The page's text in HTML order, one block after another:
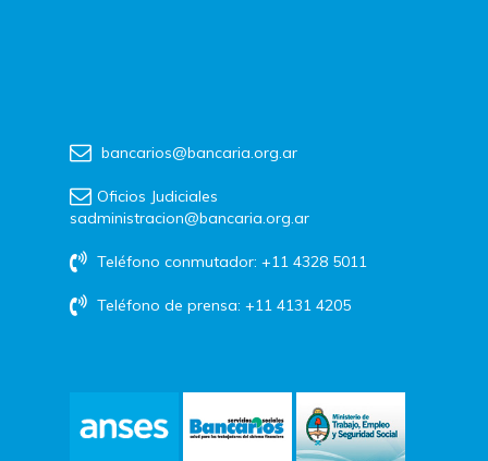
bancarios@bancaria.org.ar
Oficios Judiciales
sadministracion@bancaria.org.ar
Teléfono conmutador: +11 4328 5011
Teléfono de prensa: +11 4131 4205